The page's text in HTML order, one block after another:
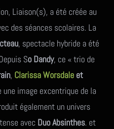
Liaison(s), a été créée au
des séances scolaires. La
, spectacle hybride a été
So Dandy, ce « trio de
, Clarissa Worsdale et
une image excentrique de la
également un univers
avec Duo Absinthes. et